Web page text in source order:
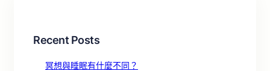
Recent Posts
冥想與睡眠有什麼不同？